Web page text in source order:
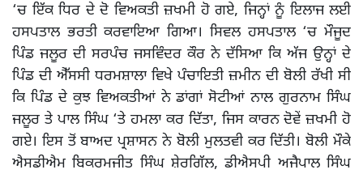
‘ਚ ਇੱਕ ਧਿਰ ਦੇ ਦੋ ਵਿਅਕਤੀ ਜ਼ਖਮੀ ਹੋ ਗਏ, ਜਿਨ੍ਹਾਂ ਨੂੰ ਇਲਾਜ ਲਈ
ਹਸਪਤਾਲ ਭਰਤੀ ਕਰਵਾਇਆ ਗਿਆ। ਸਿਵਲ ਹਸਪਤਾਲ ‘ਚ ਮੌਜੂਦ
ਪਿੰਡ ਜਲੂਰ ਦੀ ਸਰਪੰਚ ਜਸਵਿੰਦਰ ਕੌਰ ਨੇ ਦੱਸਿਆ ਕਿ ਅੱਜ ਉਨ੍ਹਾਂ ਦੇ
ਪਿੰਡ ਦੀ ਐੱਸਸੀ ਧਰਮਸ਼ਾਲਾ ਵਿਖੇ ਪੰਚਾਇਤੀ ਜ਼ਮੀਨ ਦੀ ਬੋਲੀ ਰੱਖੀ ਸੀ
ਕਿ ਪਿੰਡ ਦੇ ਕੁਝ ਵਿਅਕਤੀਆਂ ਨੇ ਡਾਂਗਾਂ ਸੋਟੀਆਂ ਨਾਲ ਗੁਰਨਾਮ ਸਿੰਘ
ਜਲੂਰ ਤੇ ਪਾਲ ਸਿੰਘ ‘ਤੇ ਹਮਲਾ ਕਰ ਦਿੱਤਾ, ਜਿਸ ਕਾਰਨ ਦੋਵੇਂ ਜ਼ਖਮੀ ਹੋ
ਗਏ। ਇਸ ਤੋਂ ਬਾਅਦ ਪ੍ਰਸ਼ਾਸਨ ਨੇ ਬੋਲੀ ਮੁਲਤਵੀ ਕਰ ਦਿੱਤੀ। ਬੋਲੀ ਮੌਕੇ
ਐਸਡੀਐਮ ਬਿਕਰਮਜੀਤ ਸਿੰਘ ਸ਼ੇਰਗਿੱਲ, ਡੀਐਸਪੀ ਅਜੈਪਾਲ ਸਿੰਘ